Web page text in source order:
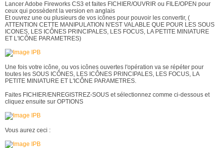
Lancer Adobe Fireworks CS3 et faites FICHIER/OUVRIR ou FILE/OPEN pour
ceux qui possèdent la version en anglais
Et ouvrez une ou plusieurs de vos icônes pour pouvoir les convertir, (
ATTENTION CETTE MANIPULATION N'EST VALABLE QUE POUR LES SOUS
ICONES, LES ICÔNES PRINCIPALES, LES FOCUS, LA PETITE MINIATURE
ET L'ICÔNE PARAMETRES)
Une fois votre icône, ou vos icônes ouvertes l'opération va se répéter pour
toutes les SOUS ICÔNES, LES ICÔNES PRINCIPALES, LES FOCUS, LA
PETITE MINIATURE ET L'ICÔNE PARAMETRES.
Faites FICHIER/ENREGISTREZ-SOUS et sélectionnez comme ci-dessous et
cliquez ensuite sur OPTIONS
Vous aurez ceci :